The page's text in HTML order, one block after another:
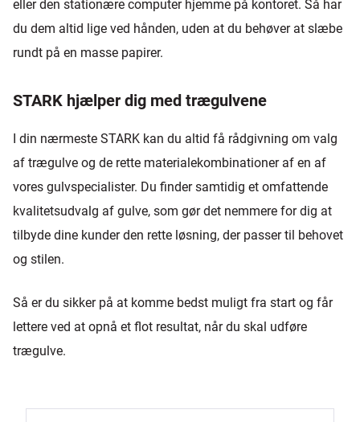
eller den stationære computer hjemme på kontoret. Så har
du dem altid lige ved hånden, uden at du behøver at slæbe
rundt på en masse papirer.
STARK hjælper dig med trægulvene
I din nærmeste STARK kan du altid få rådgivning om valg
af trægulve og de rette materialekombinationer af en af
vores gulvspecialister. Du finder samtidig et omfattende
kvalitetsudvalg af gulve, som gør det nemmere for dig at
tilbyde dine kunder den rette løsning, der passer til behovet
og stilen.
Så er du sikker på at komme bedst muligt fra start og får
lettere ved at opnå et flot resultat, når du skal udføre
trægulve.